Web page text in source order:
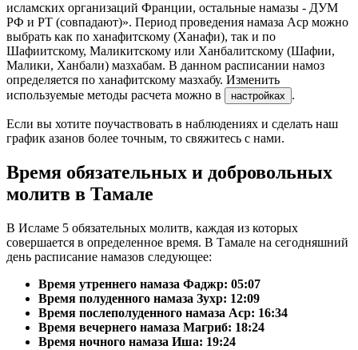
исламских организаций Франции, остальные намазы - ДУМ
РФ и РТ (совпадают)». Период проведения намаза Аср можно
выбрать как по ханафитскому (Ханафи), так и по
Шафиитскому, Маликитскому или Ханбалитскому (Шафии,
Малики, Ханбали) мазхабам. В данном расписании намоз
определяется по ханафитскому мазхабу. Изменить
используемые методы расчета можно в
настройках .
Если вы хотите поучаствовать в наблюдениях и сделать наш
график азанов более точным, то свяжитесь с нами.
Время обязательных и добровольных
молитв в Тамале
В Исламе 5 обязательных молитв, каждая из которых
совершается в определенное время. В Тамале на сегодняшний
день расписание намазов следующее:
Время утреннего намаза Фаджр: 05:07
Время полуденного намаза Зухр: 12:09
Время послеполуденного намаза Аср: 16:34
Время вечернего намаза Магриб: 18:24
Время ночного намаза Иша: 19:24